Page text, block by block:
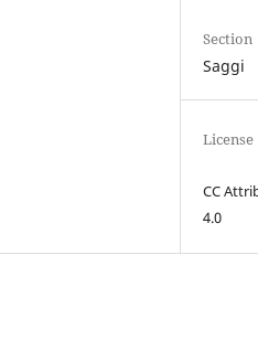
Section
Saggi
License
CC
4.0